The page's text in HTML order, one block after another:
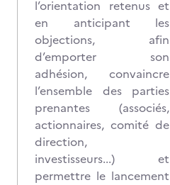
l’orientation retenus et
en anticipant les
objections, afin
d’emporter son
adhésion, convaincre
l’ensemble des parties
prenantes (associés,
actionnaires, comité de
direction,
investisseurs...) et
permettre le lancement